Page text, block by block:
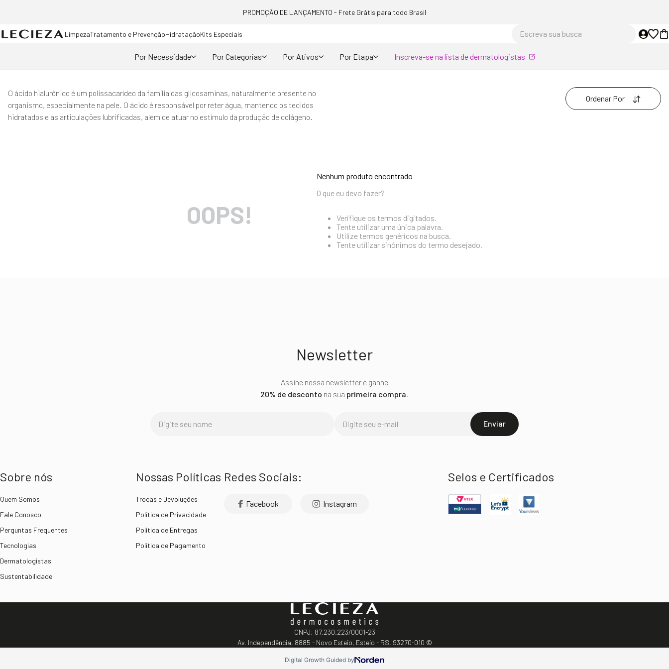
PROMOÇÃO DE LANÇAMENTO - Frete Grátis para todo Brasil
LimpezaTratamento e PrevençãoHidrataçãoKits Especiais
Por Necessidade Por Categorias Por Ativos Por Etapa Inscreva-se na lista de dermatologistas
O ácido hialurônico é um polissacarídeo da família das glicosaminas, naturalmente presente no
organismo, especialmente na pele. O ácido é responsável por reter água, mantendo os tecidos
hidratados e as articulações lubrificadas, além de atuar no estímulo da produção de colágeno.
Ordenar Por
OOPS!
Nenhum produto encontrado
O que eu devo fazer?
Verifique os termos digitados.
Tente utilizar uma única palavra.
Utilize termos genéricos na busca.
Tente utilizar sinônimos do termo desejado.
Newsletter
Assine nossa newsletter e ganhe
20% de desconto na sua primeira compra.
Enviar
Sobre nós
Quem Somos
Fale Conosco
Perguntas Frequentes
Tecnologias
Dermatologistas
Sustentabilidade
Nossas Políticas
Trocas e Devoluções
Política de Privacidade
Política de Entregas
Política de Pagamento
Redes Sociais:
Facebook Instagram
Selos e Certificados
CNPJ: 87.230.223/0001-23
Av. Independência, 8885 - Novo Esteio, Esteio - RS, 93270-010 ©
Digital Growth Guided by